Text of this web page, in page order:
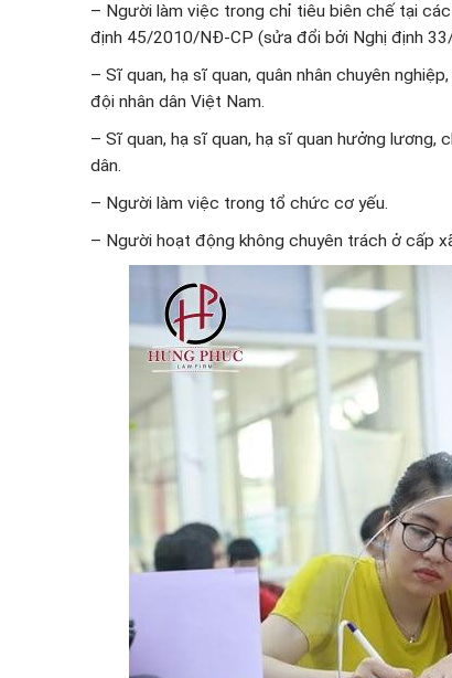
– Người làm việc trong chỉ tiêu biên chế tại
định 45/2010/NĐ-CP (sửa đổi bởi Nghị định
– Sĩ quan, hạ sĩ quan, quân nhân chuyên
đội nhân dân Việt Nam.
– Sĩ quan, hạ sĩ quan, hạ sĩ quan hưởng lương,
dân.
– Người làm việc trong tổ chức cơ yếu.
– Người hoạt động không chuyên trách ở cấp